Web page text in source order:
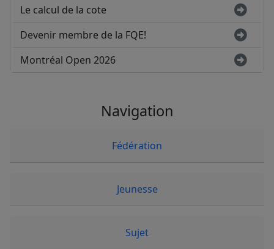
Le calcul de la cote
Devenir membre de la FQE!
Montréal Open 2026
Navigation
Fédération
Jeunesse
Sujet